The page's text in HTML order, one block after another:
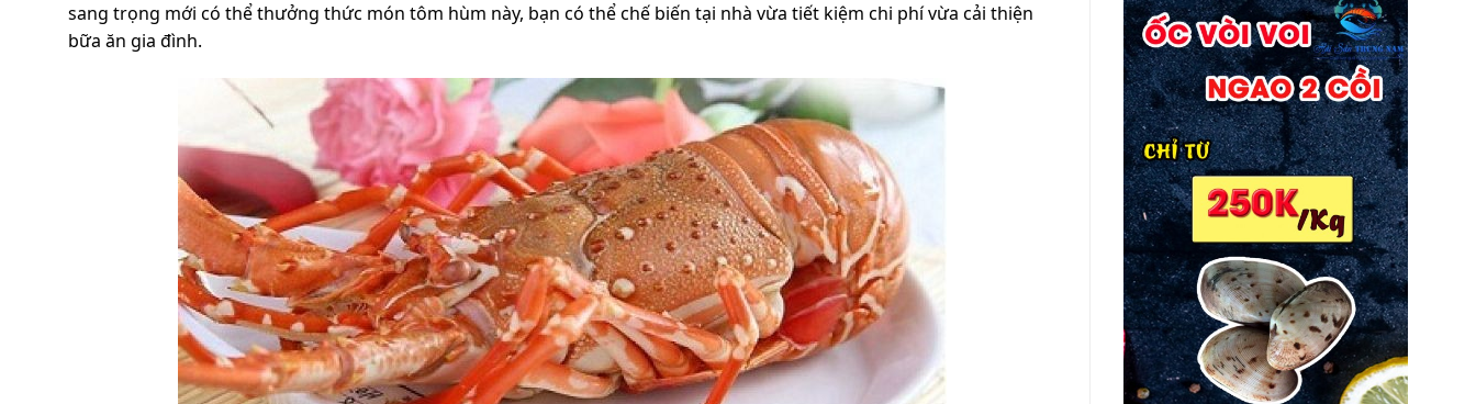
sang trọng mới có thể thưởng thức món tôm hùm này, bạn có thể chế biến tại nhà vừa tiết kiệm chi phí vừa cải thiện
bữa ăn gia đình.